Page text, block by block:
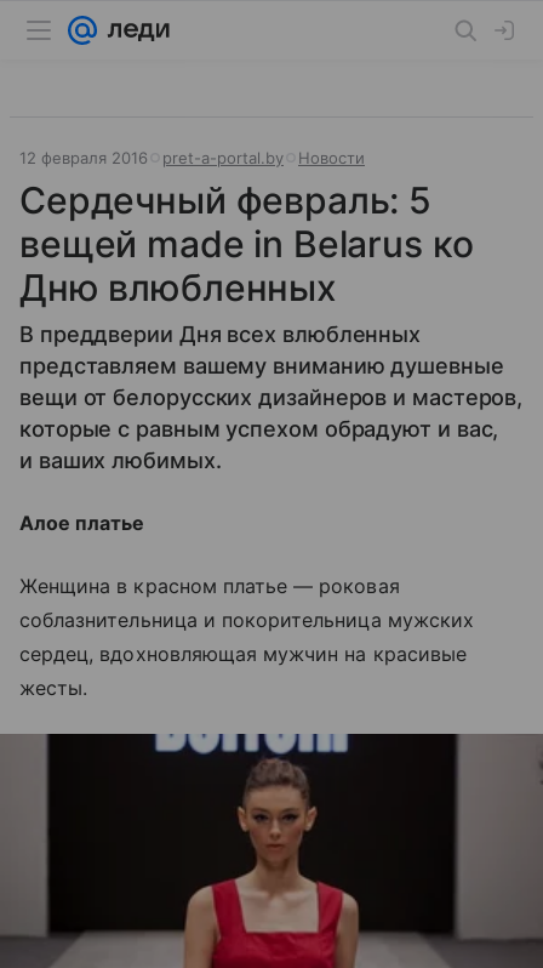
12 февраля 2016 pret-a-portal.by Новости
Сердечный февраль: 5
вещей made in Belarus ко
Дню влюбленных
В преддверии Дня всех влюбленных
представляем вашему вниманию душевные
вещи от белорусских дизайнеров и мастеров,
которые с равным успехом обрадуют и вас,
и ваших любимых.
Алое платье
Женщина в красном платье — роковая
соблазнительница и покорительница мужских
сердец, вдохновляющая мужчин на красивые
жесты.